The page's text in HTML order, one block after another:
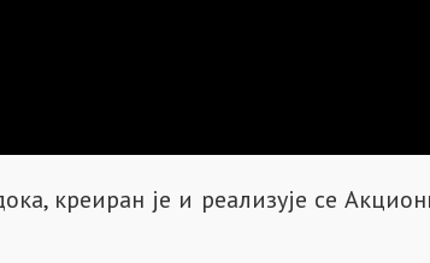
креиран је и реализује се